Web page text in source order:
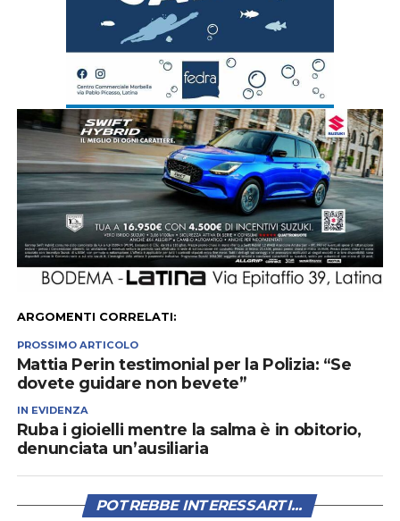
ARGOMENTI CORRELATI:
PROSSIMO ARTICOLO
Mattia Perin testimonial per la Polizia: “Se
dovete guidare non bevete”
IN EVIDENZA
Ruba i gioielli mentre la salma è in obitorio,
denunciata un’ausiliaria
POTREBBE INTERESSARTI...